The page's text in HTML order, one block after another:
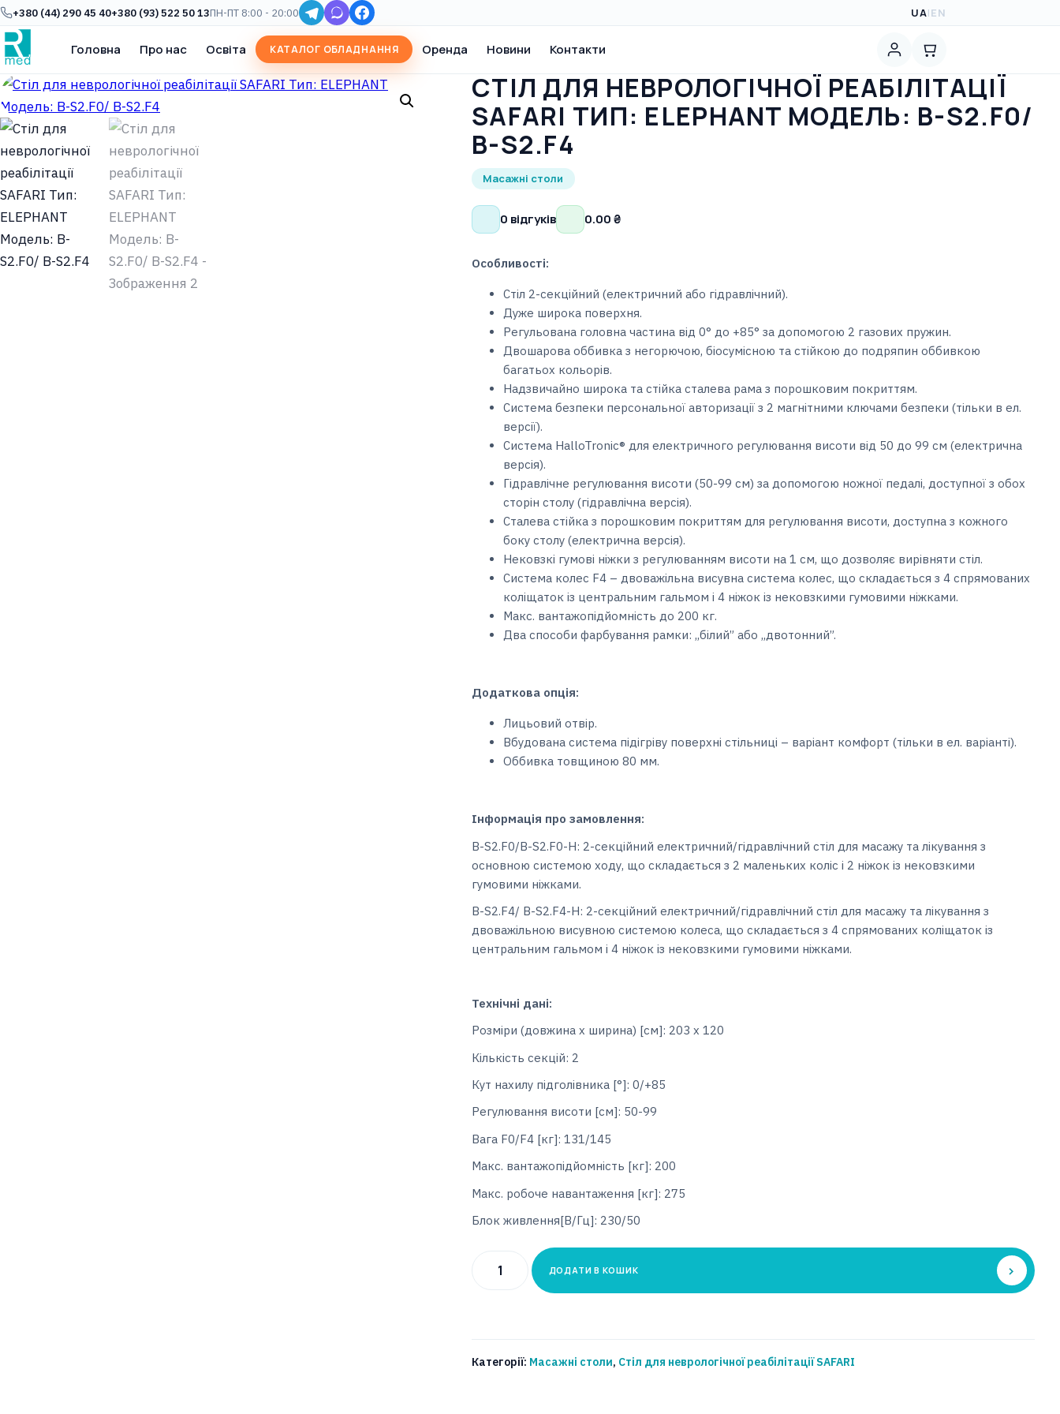
+380 (44) 290 45 40+380 (93) 522 50 13ПН-ПТ 8:00 - 20:00 UA|EN
Головна Про нас Освіта КАТАЛОГ ОБЛАДНАННЯ Оренда Новини Контакти
СТІЛ ДЛЯ НЕВРОЛОГІЧНОЇ РЕАБІЛІТАЦІЇ
SAFARI ТИП: ELEPHANT МОДЕЛЬ: B-S2.F0/
B-S2.F4
Масажні столи
0 відгуків 0.00₴
Особливості:
Стіл 2-секційний (електричний або гідравлічний).
Дуже широка поверхня.
Регульована головна частина від 0° до +85° за допомогою 2 газових пружин.
Двошарова оббивка з негорючою, біосумісною та стійкою до подряпин оббивкою
багатьох кольорів.
Надзвичайно широка та стійка сталева рама з порошковим покриттям.
Система безпеки персональної авторизації з 2 магнітними ключами безпеки (тільки в ел.
версії).
Система HalloTronic® для електричного регулювання висоти від 50 до 99 см (електрична
версія).
Гідравлічне регулювання висоти (50-99 см) за допомогою ножної педалі, доступної з обох
сторін столу (гідравлічна версія).
Сталева стійка з порошковим покриттям для регулювання висоти, доступна з кожного
боку столу (електрична версія).
Нековзкі гумові ніжки з регулюванням висоти на 1 см, що дозволяє вирівняти стіл.
Система колес F4 – двоважільна висувна система колес, що складається з 4 спрямованих
коліщаток із центральним гальмом і 4 ніжок із нековзкими гумовими ніжками.
Макс. вантажопідйомність до 200 кг.
Два способи фарбування рамки: ,,білий” або ,,двотонний”.
Додаткова опція:
Лицьовий отвір.
Вбудована система підігріву поверхні стільниці – варіант комфорт (тільки в ел. варіанті).
Оббивка товщиною 80 мм.
Інформація про замовлення:
B-S2.F0/B-S2.F0-H: 2-секційний електричний/гідравлічний стіл для масажу та лікування з
основною системою ходу, що складається з 2 маленьких коліс і 2 ніжок із нековзкими
гумовими ніжками.
B-S2.F4/ B-S2.F4-H: 2-секційний електричний/гідравлічний стіл для масажу та лікування з
двоважільною висувною системою колеса, що складається з 4 спрямованих коліщаток із
центральним гальмом і 4 ніжок із нековзкими гумовими ніжками.
Технічні дані:
Розміри (довжина x ширина) [см]: 203 х 120
Кількість секцій: 2
Кут нахилу підголівника [°]: 0/+85
Регулювання висоти [см]: 50-99
Вага F0/F4 [кг]: 131/145
Макс. вантажопідйомність [кг]: 200
Макс. робоче навантаження [кг]: 275
Блок живлення[В/Гц]: 230/50
Тип:
ДОДАТИ В КОШИК
Категорії: Масажні столи, Стіл для неврологічної реабілітації SAFARI